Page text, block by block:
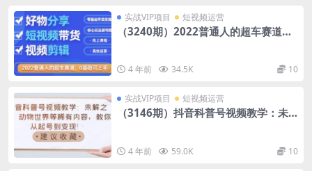
实战VIP项目 短视频运营
（3240期）2022普通人的超车赛道
4 年前 34.5K 10
实战VIP项目 短视频运营
（3146期）抖音科普号视频教学：未
4 年前 59.0K 10